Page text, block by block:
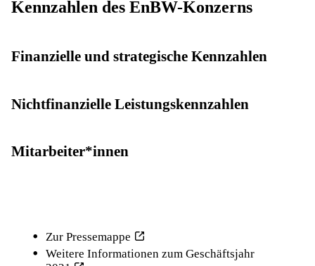
Kennzahlen des EnBW-Konzerns
Finanzielle und strategische Kennzahlen
Nichtfinanzielle Leistungskennzahlen
Mitarbeiter*innen
Zur Pressemappe
Weitere Informationen zum Geschäftsjahr